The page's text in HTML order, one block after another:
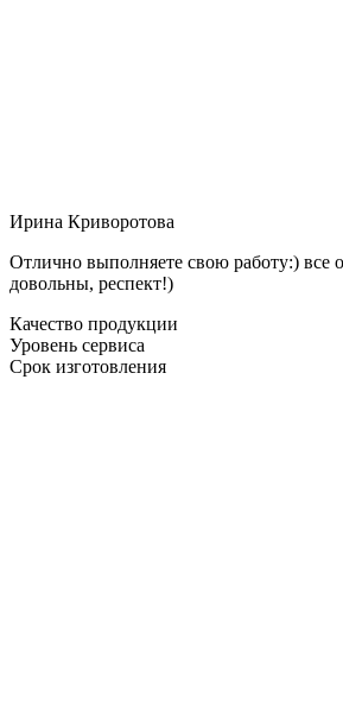
Ирина Криворотова
Отлично выполняете свою работу:) все
довольны, респект!)
Качество продукции
Уровень сервиса
Срок изготовления